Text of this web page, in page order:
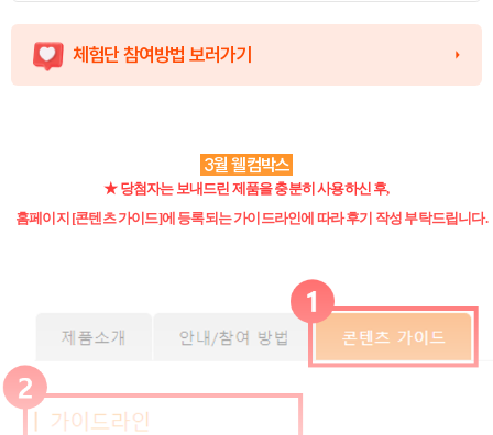
체험단 참여방법 보러가기
3월 웰컴박스
★ 당첨자는 보내드린 제품을 충분히 사용하신 후,
홈페이지 [콘텐츠 가이드]에 등록되는 가이드라인에 따라 후기 작성 부탁드립니다.